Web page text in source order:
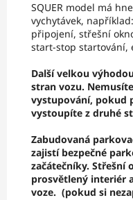
SQUER model má
vychytávek,
připojení, střešní
start-stop startování,
Další velkou
stran vozu.
vystupování, pokud
vystoupíte z druhé
Zabudovaná
zajistí bezpečné
začátečníky. Střešní
prosvětlený interiér
voze. (pokud si